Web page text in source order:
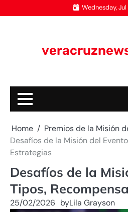
to
Wednesday, Jul
Home
Premios de la Misión
Desafíos de la Misión del
Estrategias
Desafíos de la
Tipos,
25/02/2026 byLila Grayson